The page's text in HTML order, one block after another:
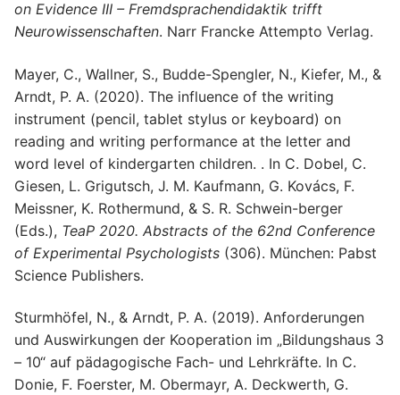
on Evidence III – Fremdsprachendidaktik trifft
Neurowissenschaften. Narr Francke Attempto Verlag.
Mayer, C., Wallner, S., Budde-Spengler, N., Kiefer, M., &
Arndt, P. A. (2020). The influence of the writing
instrument (pencil, tablet stylus or keyboard) on
reading and writing performance at the letter and
word level of kindergarten children. . In C. Dobel, C.
Giesen, L. Grigutsch, J. M. Kaufmann, G. Kovács, F.
Meissner, K. Rothermund, & S. R. Schwein-berger
(Eds.), TeaP 2020. Abstracts of the 62nd Conference
of Experimental Psychologists (306). München: Pabst
Science Publishers.
Sturmhöfel, N., & Arndt, P. A. (2019). Anforderungen
und Auswirkungen der Kooperation im „Bildungshaus 3
– 10“ auf pädagogische Fach- und Lehrkräfte. In C.
Donie, F. Foerster, M. Obermayr, A. Deckwerth, G.